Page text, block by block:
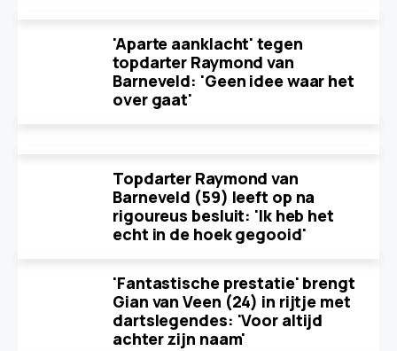
'Aparte aanklacht' tegen
topdarter Raymond van
Barneveld: 'Geen idee waar het
over gaat'
Topdarter Raymond van
Barneveld (59) leeft op na
rigoureus besluit: 'Ik heb het
echt in de hoek gegooid'
'Fantastische prestatie' brengt
Gian van Veen (24) in rijtje met
dartslegendes: 'Voor altijd
achter zijn naam'